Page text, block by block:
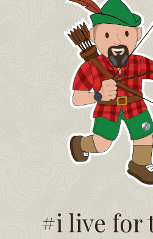
#i live for